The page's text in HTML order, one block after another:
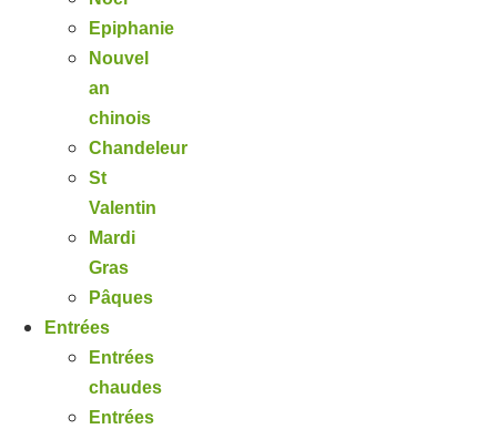
Epiphanie
Nouvel
an
chinois
Chandeleur
St
Valentin
Mardi
Gras
Pâques
Entrées
Entrées
chaudes
Entrées